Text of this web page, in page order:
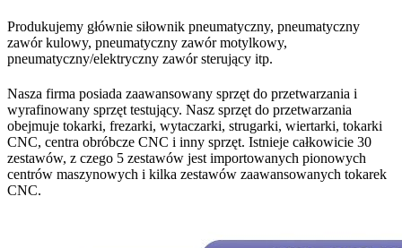
Produkujemy głównie siłownik pneumatyczny, pneumatyczny
zawór kulowy, pneumatyczny zawór motylkowy,
pneumatyczny/elektryczny zawór sterujący itp.
Nasza firma posiada zaawansowany sprzęt do przetwarzania i
wyrafinowany sprzęt testujący. Nasz sprzęt do przetwarzania
obejmuje tokarki, frezarki, wytaczarki, strugarki, wiertarki, tokarki
CNC, centra obróbcze CNC i inny sprzęt. Istnieje całkowicie 30
zestawów, z czego 5 zestawów jest importowanych pionowych
centrów maszynowych i kilka zestawów zaawansowanych tokarek
CNC.